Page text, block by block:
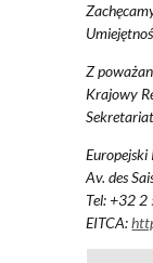
Z
Krajowy
Av. des
Tel: +32
EITCA: